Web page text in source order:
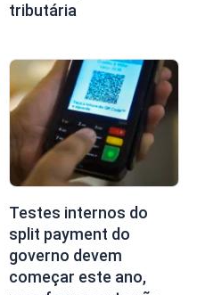
tributária
Testes internos do
split payment do
governo devem
começar este ano,